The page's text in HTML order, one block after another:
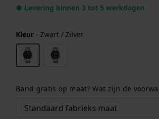
● Levering binnen 3 tot 5 werkdagen
Kleur - Zwart / Zilver
Band gratis op maat? Wat zijn de